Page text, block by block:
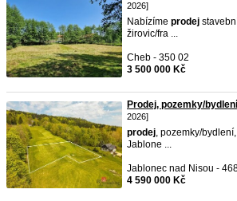
2026]
Nabízíme prodej
žirovic/fra ...
Cheb - 350 02
3 500 000 Kč
Prodej, pozemky/
2026]
prodej, pozemky/
Jablone ...
Jablonec nad Nisou -
4 590 000 Kč